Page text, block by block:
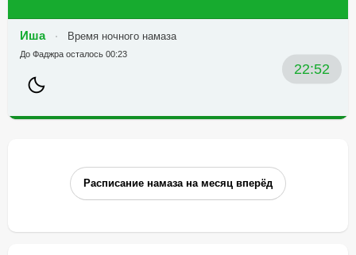
Иша Время ночного намаза
22:52
До Фаджра осталось 00:23
Расписание намаза на месяц вперёд